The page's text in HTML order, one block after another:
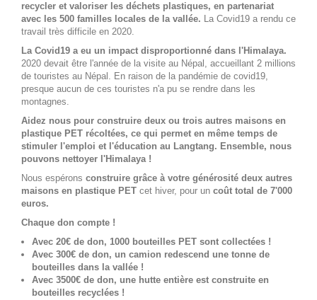
recycler et valoriser les déchets plastiques, en partenariat
avec les 500 familles locales de la vallée. La Covid19 a rendu ce
travail très difficile en 2020.
La Covid19 a eu un impact disproportionné dans l'Himalaya.
2020 devait être l'année de la visite au Népal, accueillant 2 millions
de touristes au Népal. En raison de la pandémie de covid19,
presque aucun de ces touristes n'a pu se rendre dans les
montagnes.
Aidez nous pour construire deux ou trois autres maisons en
plastique PET récoltées, ce qui permet en même temps de
stimuler l'emploi et l'éducation au Langtang. Ensemble, nous
pouvons nettoyer l'Himalaya !
Nous espérons construire grâce à votre générosité deux autres
maisons en plastique PET cet hiver, pour un coût total de 7'000
euros.
Chaque don compte !
Avec 20€ de don, 1000 bouteilles PET sont collectées !
Avec 300€ de don, un camion redescend une tonne de
bouteilles dans la vallée !
Avec 3500€ de don, une hutte entière est construite en
bouteilles recyclées !